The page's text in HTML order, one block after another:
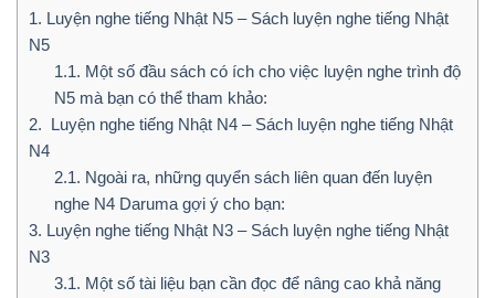
1. Luyện nghe tiếng Nhật N5 – Sách luyện nghe tiếng Nhật
N5
1.1. Một số đầu sách có ích cho việc luyện nghe trình độ
N5 mà bạn có thể tham khảo:
2. Luyện nghe tiếng Nhật N4 – Sách luyện nghe tiếng Nhật
N4
2.1. Ngoài ra, những quyển sách liên quan đến luyện
nghe N4 Daruma gợi ý cho bạn:
3. Luyện nghe tiếng Nhật N3 – Sách luyện nghe tiếng Nhật
N3
3.1. Một số tài liệu bạn cần đọc để nâng cao khả năng